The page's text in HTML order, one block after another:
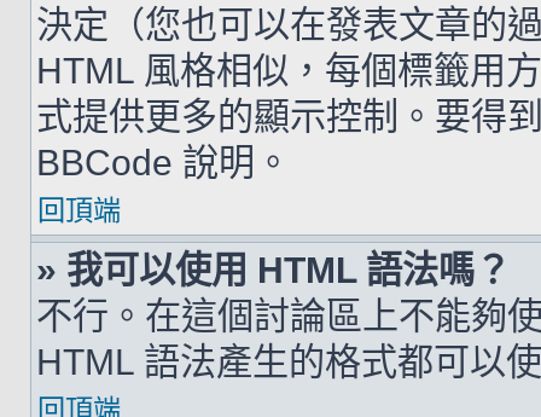
決定（您也可以在發表文章的
HTML 風格相似，每個標籤用
式提供更多的顯示控制。要得
BBCode 說明。
回頂端
» 我可以使用 HTML 語法嗎？
不行。在這個討論區上不能夠
HTML 語法產生的格式都可以
回頂端